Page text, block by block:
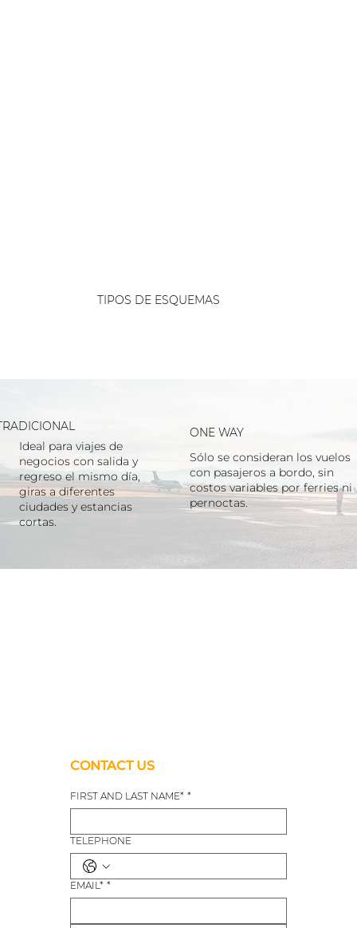
TIPOS DE ESQUEMAS
Ideal para viajes de
negocios con salida y
regreso el mismo día,
giras a diferentes
ciudades y estancias
cortas.
Sólo se consideran los vuelos
con pasajeros a bordo, sin
costos variables por ferries ni
pernoctas.
ONE WAY
CONTACT US
FIRST AND LAST NAME* *
TELEPHONE
EMAIL* *